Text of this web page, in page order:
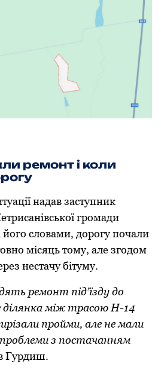
ремонт і коли
надав заступник
громади
словами, дорогу почали
місяць тому, але згодом
нестачу бітуму.
ремонт під’їзду до
між трасою Н-14
пройми, але не мали
з постачанням
Гурдиш.